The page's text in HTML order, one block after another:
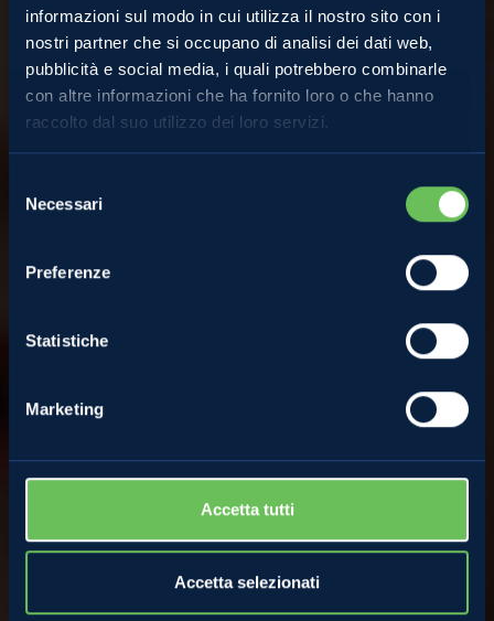
informazioni sul modo in cui utilizza il nostro sito con i
nostri partner che si occupano di analisi dei dati web,
pubblicità e social media, i quali potrebbero combinarle
con altre informazioni che ha fornito loro o che hanno
raccolto dal suo utilizzo dei loro servizi.
delNecessari
Preferenze
Statistiche
Marketing
Accetta tutti
Accetta selezionati
Almanacco
Federica Pedergnana